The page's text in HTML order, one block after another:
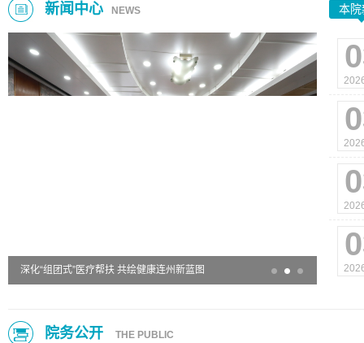
新闻中心 NEWS
深化“组团式”医疗帮扶 共绘健康连州新蓝图
本院
院务公开 THE PUBLIC